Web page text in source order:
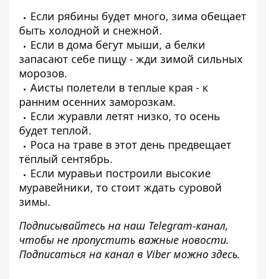
Если рябины будет много, зима обещает
быть холодной и снежной.
Если в дома бегут мыши, а белки
запасают себе пищу - жди зимой сильных
морозов.
Аисты полетели в теплые края - к
ранним осенних заморозкам.
Если журавли летят низко, то осень
будет теплой.
Роса на траве в этот день предвещает
тёплый сентябрь.
Если муравьи построили высокие
муравейники, то стоит ждать суровой
зимы.
Подписывайтесь на наш Telegram-канал,
чтобы не пропустить важные новости.
Подписаться на канал в Viber можно здесь.